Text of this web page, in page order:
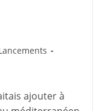
ajouter à